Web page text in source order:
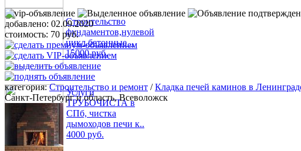
Строительство
фундаментов,нулевой
цикл,бетонные ..
15000 руб.
Услуги
ТРУБОЧИСТА в
СПб, чистка
дымоходов печи к..
4000 руб.
добавлено: 02.09.2020
стоимость: 70 руб.
категория:Строительство и ремонт /Кладка печей каминов в
Санкт-Петербург и область, Всеволожск